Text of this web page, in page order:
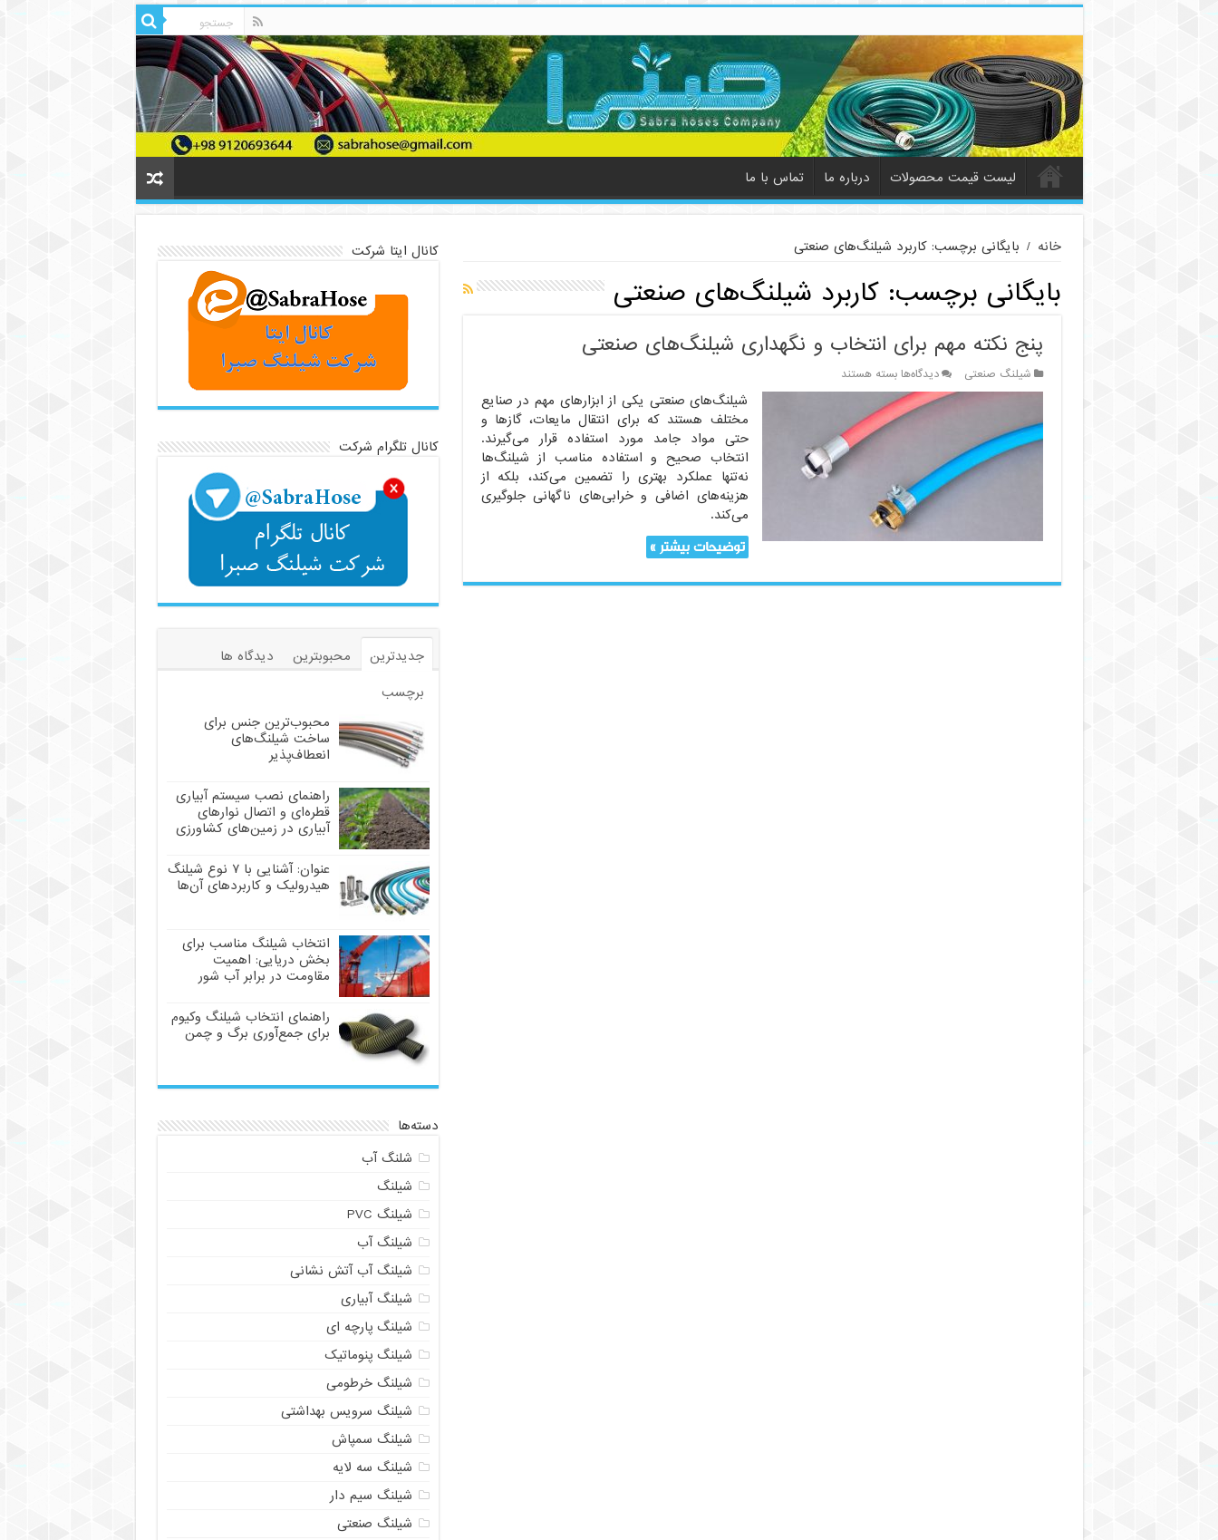
لیست قیمت محصولات درباره ما تماس با ما
خانه / بایگانی برچسب: کاربرد شیلنگ‌های صنعتی
بایگانی برچسب:کاربرد شیلنگ‌های صنعتی
پنج نکته مهم برای انتخاب و نگهداری شیلنگ‌های صنعتی
شیلنگ صنعتی دیدگاه‌هابرای
پنج
نکته
مهم
برای
نگهداری
شیلنگ‌های
صنعتی
بسته هستند
شیلنگ‌های صنعتی یکی از ابزارهای مهم در صنایع
مختلف هستند که برای انتقال مایعات، گازها و
حتی مواد جامد مورد استفاده قرار می‌گیرند.
انتخاب صحیح و استفاده مناسب از شیلنگ‌ها
نه‌تنها عملکرد بهتری را تضمین می‌کند، بلکه از
هزینه‌های اضافی و خرابی‌های ناگهانی جلوگیری
می‌کند.
توضیحات بیشتر »
کانال ایتا شرکت
کانال تلگرام شرکت
جدیدترین محبوبترین
دیدگاه ها
برچسب
محبوب‌ترین جنس برای
ساخت شیلنگ‌های
انعطاف‌پذیر
راهنمای نصب سیستم آبیاری
قطره‌ای و اتصال نوارهای
آبیاری در زمین‌های کشاورزی
عنوان: آشنایی با ۷ نوع شیلنگ
هیدرولیک و کاربردهای آن‌ها
انتخاب شیلنگ مناسب برای
بخش دریایی: اهمیت
مقاومت در برابر آب شور
راهنمای انتخاب شیلنگ وکیوم
برای جمع‌آوری برگ و چمن
دسته‌ها
شلنگ آب
شیلنگ
شیلنگ PVC
شیلنگ آب
شیلنگ آب آتش نشانی
شیلنگ آبیاری
شیلنگ پارچه ای
شیلنگ پنوماتیک
شیلنگ خرطومی
شیلنگ سرویس بهداشتی
شیلنگ سمپاش
شیلنگ سه لایه
شیلنگ سیم دار
شیلنگ صنعتی